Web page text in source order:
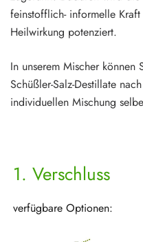
feinstofflich- informelle
Heilwirkung potenziert.
In unserem Mischer können
Schüßler-Salz-Destillate
individuellen Mischung
1 Verschluss
verfügbare Optionen: